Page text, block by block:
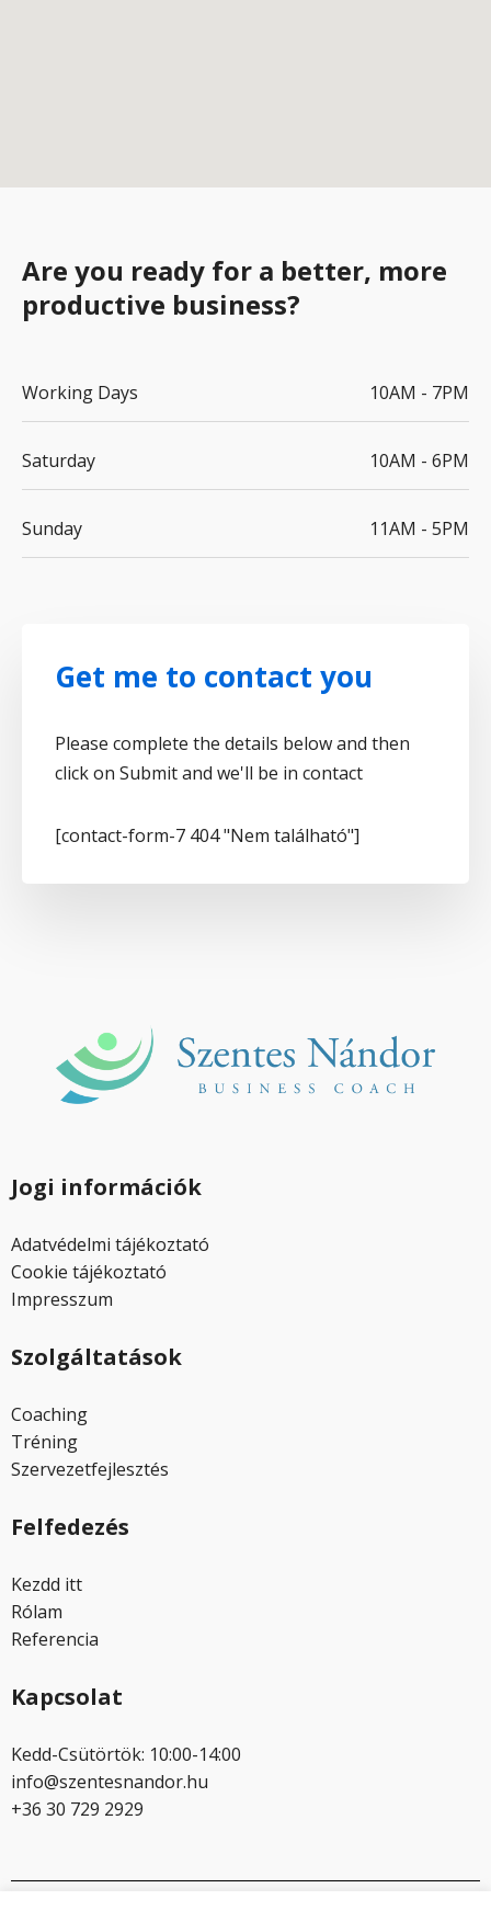
Are you ready for a better, more
productive business?
Working Days 10AM - 7PM
Saturday 10AM - 6PM
Sunday 11AM - 5PM
Get me to contact you
Please complete the details below and then
click on Submit and we'll be in contact
[contact-form-7 404 "Nem található"]
Jogi információk
Adatvédelmi tájékoztató
Cookie tájékoztató
Impresszum
Szolgáltatások
Coaching
Tréning
Szervezetfejlesztés
Felfedezés
Kezdd itt
Rólam
Referencia
Kapcsolat
Kedd-Csütörtök: 10:00-14:00
info@szentesnandor.hu
+36 30 729 2929